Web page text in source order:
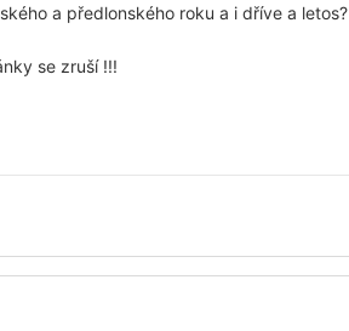
a předlonského roku a i dříve a letos?
se zruší !!!